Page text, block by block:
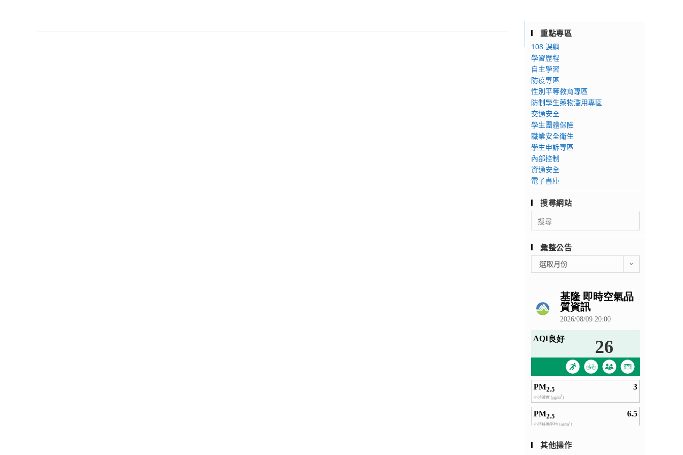
重點專區
108 課綱
學習歷程
自主學習
防疫專區
性別平等教育專區
防制學生藥物濫用專區
交通安全
學生團體保險
職業安全衛生
學生申訴專區
內部控制
資通安全
電子書庫
搜尋網站
Search
for:
彙整公告
整
選取月份
其他操作